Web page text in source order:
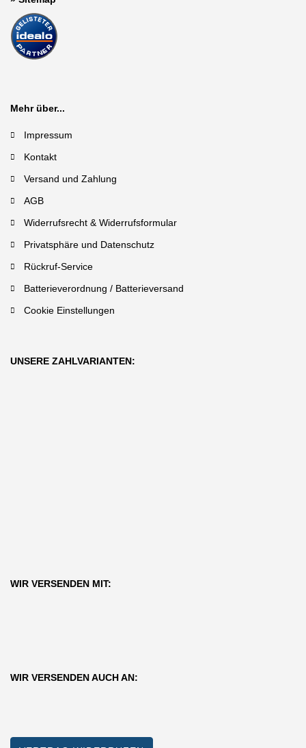
Mehr über...
Impressum
Kontakt
Versand und Zahlung
AGB
Widerrufsrecht & Widerrufsformular
Privatsphäre und Datenschutz
Rückruf-Service
Batterieverordnung / Batterieversand
Cookie Einstellungen
UNSERE ZAHLVARIANTEN:
WIR VERSENDEN MIT:
WIR VERSENDEN AUCH AN: